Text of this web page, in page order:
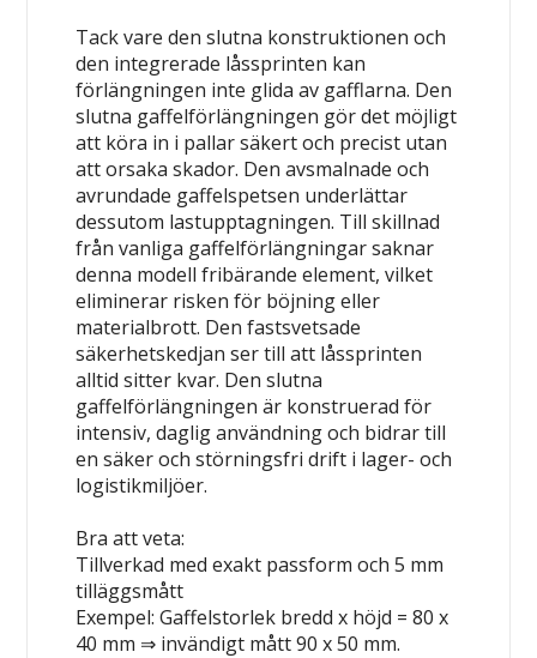
Tack vare den slutna konstruktionen och
den integrerade låssprinten kan
förlängningen inte glida av gafflarna. Den
slutna gaffelförlängningen gör det möjligt
att köra in i pallar säkert och precist utan
att orsaka skador. Den avsmalnade och
avrundade gaffelspetsen underlättar
dessutom lastupptagningen. Till skillnad
från vanliga gaffelförlängningar saknar
denna modell fribärande element, vilket
eliminerar risken för böjning eller
materialbrott. Den fastsvetsade
säkerhetskedjan ser till att låssprinten
alltid sitter kvar. Den slutna
gaffelförlängningen är konstruerad för
intensiv, daglig användning och bidrar till
en säker och störningsfri drift i lager- och
logistikmiljöer.
Bra att veta:
Tillverkad med exakt passform och 5 mm
tilläggsmått
Exempel: Gaffelstorlek bredd x höjd = 80 x
40 mm ⇒ invändigt mått 90 x 50 mm.